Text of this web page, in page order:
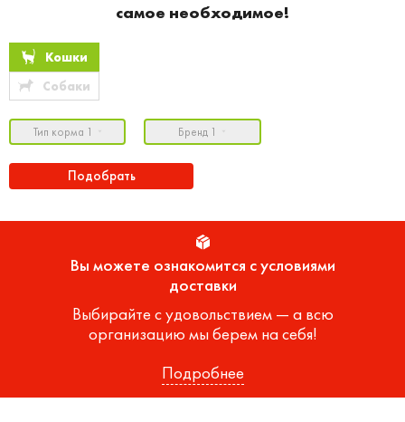
самое необходимое!
Кошки
Собаки
Тип корма 1 Бренд 1
Подобрать
Вы можете ознакомится с условиями
доставки
Выбирайте с удовольствием — а всю
организацию мы берем на себя!
Подробнее